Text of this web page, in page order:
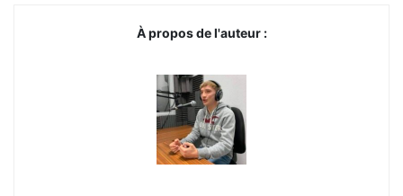
À propos de l'auteur :